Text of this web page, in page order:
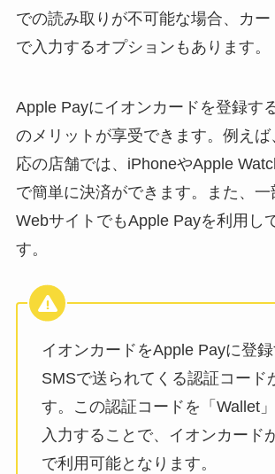
での読み取りが不可能な場合、カ
で入力するオプションもあります。
Apple Payにイオンカードを登録す
のメリットが享受できます。例え
応の店舗では、iPhoneやApple
で簡単に決済ができます。また、
WebサイトでもApple Payを利用し
す。
イオンカードをApple Payに登録
SMSで送られてくる認証コード
す。この認証コードを「Wallet
入力することで、イオンカード
で利用可能となります。